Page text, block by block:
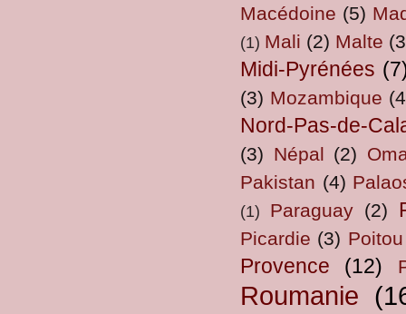
Macédoine (5)
(1) Mali (2) Malte
Midi-Pyrénées
(3) Mozambique
Nord-Pas-de-
(3) Népal (2)
Pakistan (4)
(1) Paraguay (2)
Picardie (3)
Provence (12)
Roumanie